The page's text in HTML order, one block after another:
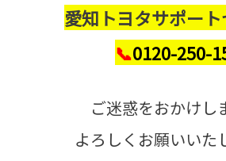
愛知トヨタサポー
📞0120-250-
ご迷惑をおかけし
よろしくお願いいた